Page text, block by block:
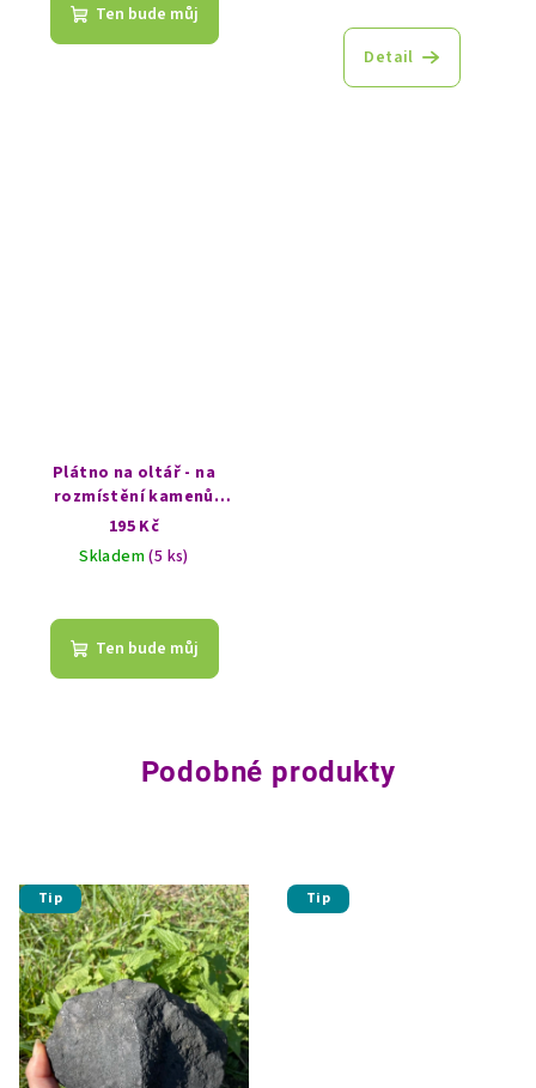
Ten bude můj
Detail
Plátno na oltář - na
rozmístění kamenů
(kamenná - krystalová
mřížka) - Metatronova
krychle
195 Kč
Skladem(5 ks)
Ten bude můj
Podobné produkty
Tip Tip